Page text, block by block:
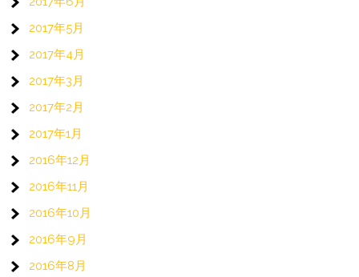
2017年5月
2017年4月
2017年3月
2017年2月
2017年1月
2016年12月
2016年11月
2016年10月
2016年9月
2016年8月